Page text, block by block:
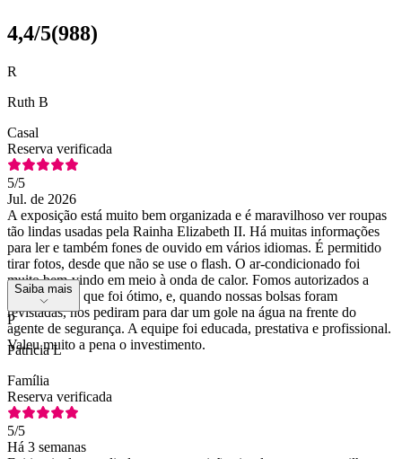
4,4/5(988)
R
Ruth B
Casal
Reserva verificada
5/5
Jul. de 2026
A exposição está muito bem organizada e é maravilhoso ver roupas
tão lindas usadas pela Rainha Elizabeth II. Há muitas informações
para ler e também fones de ouvido em vários idiomas. É permitido
tirar fotos, desde que não se use o flash. O ar-condicionado foi
muito bem-vindo em meio à onda de calor. Fomos autorizados a
levar água, o que foi ótimo, e, quando nossas bolsas foram
revistadas, nos pediram para dar um gole na água na frente do
agente de segurança. A equipe foi educada, prestativa e profissional.
Valeu muito a pena o investimento.
Saiba mais
P
Patricia L
Família
Reserva verificada
5/5
Há 3 semanas